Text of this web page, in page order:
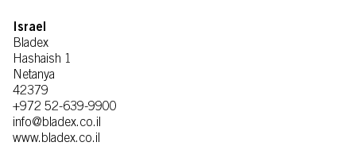
Israel
Bladex
Hashaish 1
Netanya
42379
+972 52-639-9900
info@bladex.co.il
www.bladex.co.il